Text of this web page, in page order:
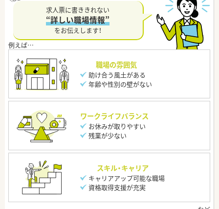
求人票に書ききれない
“詳しい職場情報”
をお伝えします！
職場の雰囲気
助け合う風土がある
年齢や性別の壁がない
ワークライフバランス
お休みが取りやすい
残業が少ない
スキル・キャリア
キャリアアップ可能な職場
資格取得支援が充実